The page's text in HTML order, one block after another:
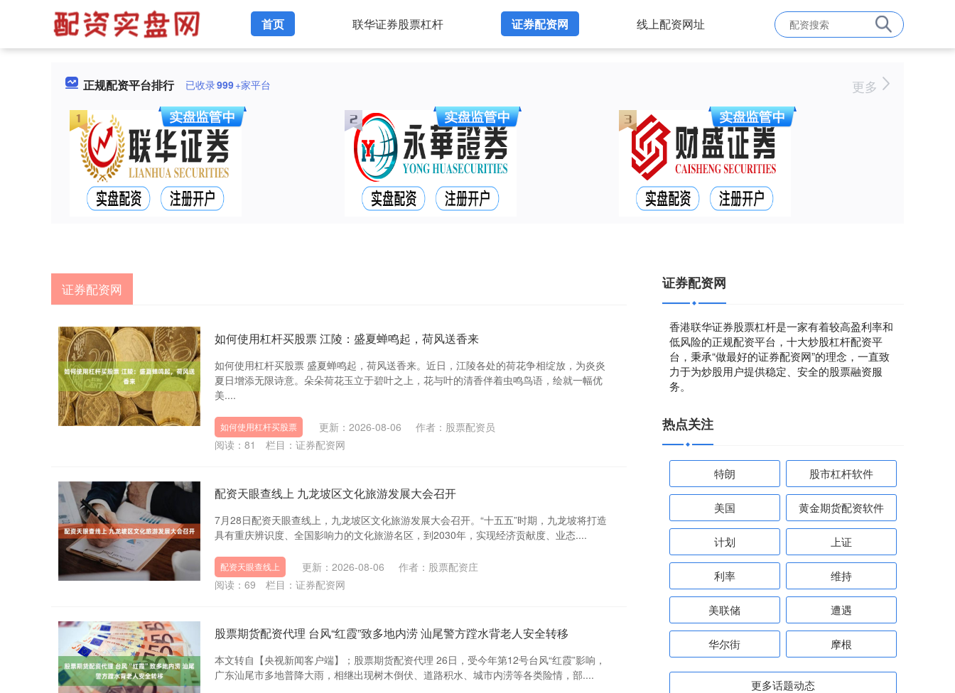
首页 联华证券股票杠杆 证券配资网 线上配资网址
正规配资平台排行 已收录999+家平台 更多
证券配资网
如何使用杠杆买股票 江陵：盛夏蝉鸣起，荷风送香来
如何使用杠杆买股票 盛夏蝉鸣起，荷风送香来。近日，江陵各处的荷花争相绽放，为炎炎
夏日增添无限诗意。朵朵荷花玉立于碧叶之上，花与叶的清香伴着虫鸣鸟语，绘就一幅优
美....
如何使用杠杆买股票 更新：2026-08-06
作者：股票配资员
阅读： 81 栏目： 证券配资网
配资天眼查线上 九龙坡区文化旅游发展大会召开
7月28日配资天眼查线上，九龙坡区文化旅游发展大会召开。“十五五”时期，九龙坡将打造
具有重庆辨识度、全国影响力的文化旅游名区，到2030年，实现经济贡献度、业态....
配资天眼查线上 更新：2026-08-06
作者：股票配资庄
阅读： 69 栏目： 证券配资网
股票期货配资代理 台风“红霞”致多地内涝 汕尾警方蹚水背老人安全转移
本文转自【央视新闻客户端】；股票期货配资代理 26日，受今年第12号台风“红霞”影响，
广东汕尾市多地普降大雨，相继出现树木倒伏、道路积水、城市内涝等各类险情，部....
证券配资网
香港联华证券股票杠杆是一家有着较高盈利率和
低风险的正规配资平台，十大炒股杠杆配资平
台，秉承“做最好的证券配资网”的理念，一直致
力于为炒股用户提供稳定、安全的股票融资服
务。
热点关注
特朗 股市杠杆软件
美国 黄金期货配资软件
计划 上证
利率 维持
美联储 遭遇
华尔街 摩根
更多话题动态